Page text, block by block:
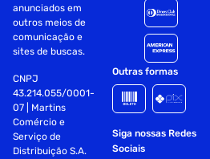
Especificações
Textura
Volume
Tipo de Pele
anunciados em
outros meios de
comunicação e
sites de buscas.
CNPJ
43.214.055/0001-
07 | Martins
Comércio e
Serviço de
Distribuição S.A.
Outras formas
Siga nossas Redes
Sociais